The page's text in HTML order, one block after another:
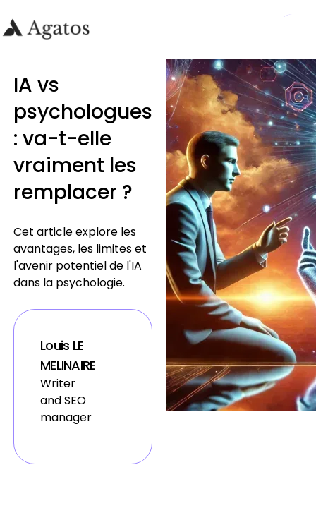
IA vs
psychologues
: va-t-elle
vraiment les
remplacer ?
Cet article explore les
avantages, les limites et
l'avenir potentiel de l'IA
dans la psychologie.
Louis LE
MELINAIRE
Writer
and SEO
manager